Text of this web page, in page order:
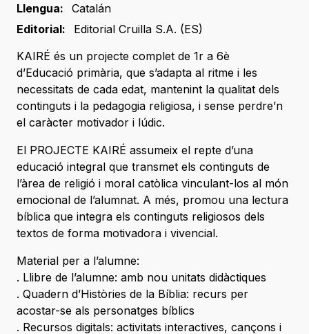
Llengua:
Catalán
Editorial:
Editorial Cruilla S.A. (ES)
KAIRÉ és un projecte complet de 1r a 6è
d’Educació primària, que s’adapta al ritme i les
necessitats de cada edat, mantenint la qualitat dels
continguts i la pedagogia religiosa, i sense perdre’n
el caràcter motivador i lúdic.
El PROJECTE KAIRÉ assumeix el repte d’una
educació integral que transmet els continguts de
l’àrea de religió i moral catòlica vinculant-los al món
emocional de l’alumnat. A més, promou una lectura
bíblica que integra els continguts religiosos dels
textos de forma motivadora i vivencial.
Material per a l’alumne:
. Llibre de l’alumne: amb nou unitats didàctiques
. Quadern d’Històries de la Bíblia: recurs per
acostar-se als personatges bíblics
. Recursos digitals: activitats interactives, cançons i